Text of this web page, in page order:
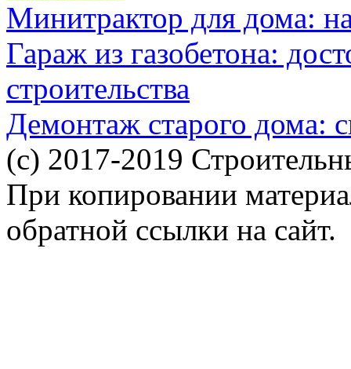
Минитрактор для дома:
Гараж из газобетона:
строительства
Демонтаж старого дома:
(c) 2017-2019
При копировании
обратной ссылки на сайт.